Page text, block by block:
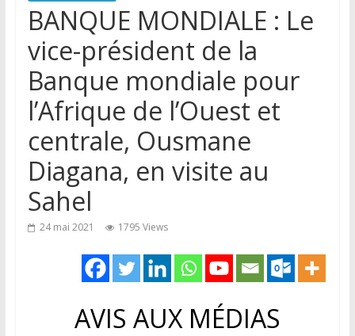
BANQUE MONDIALE : Le
vice-président de la
Banque mondiale pour
l’Afrique de l’Ouest et
centrale, Ousmane
Diagana, en visite au
Sahel
24 mai 2021 1795 Views
AVIS AUX MÉDIAS